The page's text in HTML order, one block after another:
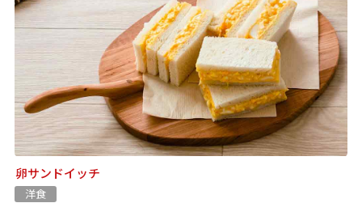
卵サンドイッチ
洋食